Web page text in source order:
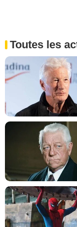
Toutes les